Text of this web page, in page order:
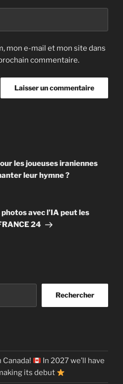
mon e-mail et mon site dans
commentaire.
les joueuses iraniennes
leur hymne ?
avec l’IA peut les
24
Rechercher
In 2027 we’ll have
its debut